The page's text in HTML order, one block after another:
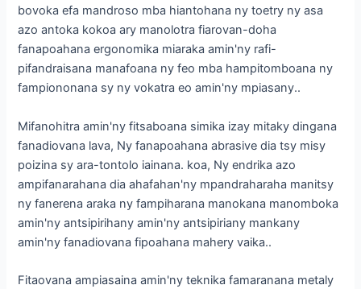
bovoka efa mandroso mba hiantohana ny toetry ny asa
azo antoka kokoa ary manolotra fiarovan-doha
fanapoahana ergonomika miaraka amin'ny rafi-
pifandraisana manafoana ny feo mba hampitomboana ny
fampiononana sy ny vokatra eo amin'ny mpiasany..
Mifanohitra amin'ny fitsaboana simika izay mitaky dingana
fanadiovana lava, Ny fanapoahana abrasive dia tsy misy
poizina sy ara-tontolo iainana. koa, Ny endrika azo
ampifanarahana dia ahafahan'ny mpandraharaha manitsy
ny fanerena araka ny fampiharana manokana manomboka
amin'ny antsipirihany amin'ny antsipiriany mankany
amin'ny fanadiovana fipoahana mahery vaika..
Fitaovana ampiasaina amin'ny teknika famaranana metaly